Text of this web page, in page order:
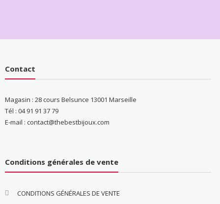
Contact
Magasin : 28 cours Belsunce 13001 Marseille
Tél : 04 91 91 37 79
E-mail : contact@thebestbijoux.com
Conditions générales de vente
CONDITIONS GÉNÉRALES DE VENTE